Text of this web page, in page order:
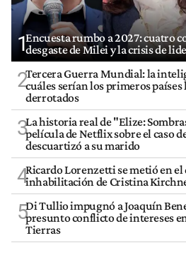
1Encuesta rumbo a 2027: cuatro
desgaste de Milei y la crisis de
2Tercera Guerra Mundial: la
cuáles serían los primeros
derrotados
3La historia real de "Elize:
película de Netflix sobre el caso
descuartizó a su marido
4Ricardo Lorenzetti se metió en el
inhabilitación de Cristina
5Di Tullio impugnó a Joaquín
presunto conflicto de intereses
Tierras